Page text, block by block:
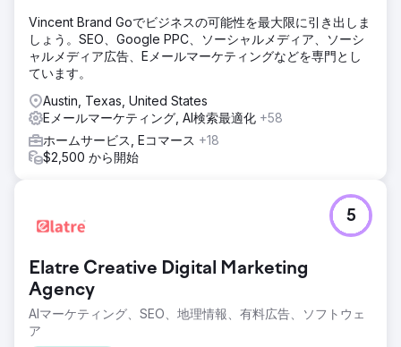
Vincent Brand Goでビジネスの可能性を最大限に引き出しま
しょう。SEO、Google PPC、ソーシャルメディア、ソーシ
ャルメディア広告、Eメールマーケティングなどを専門とし
ています。
Austin, Texas, United States
Eメールマーケティング, AI検索最適化 +58
ホームサービス, Eコマース +18
$2,500 から開始
Elatre Creative Digital Marketing
Agency
AIマーケティング、SEO、地理情報、有料広告、ソフトウェ
ア
5